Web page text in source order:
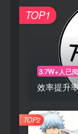
3.7W+人已
效率提升
TOP1
TOP2